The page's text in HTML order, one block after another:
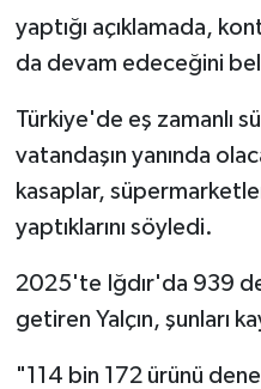
yaptığı açıklamada,
da devam edeceğini
Türkiye'de eş zamanlı
vatandaşın yanında
kasaplar,
yaptıklarını söyledi.
2025'te Iğdır'da 939
getiren Yalçın, şunları
"114 bin 172 ürünü